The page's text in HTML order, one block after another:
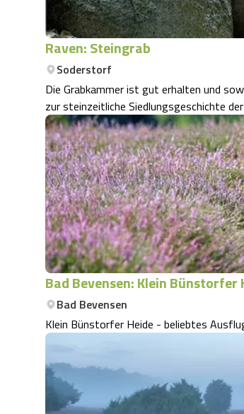
Raven: Steingrab
Soderstorf
Die Grabkammer ist gut erhalten und
zur steinzeitliche Siedlungsgeschichte
Bad Bevensen: Klein Bünstorfer
Bad Bevensen
Klein Bünstorfer Heide - beliebtes